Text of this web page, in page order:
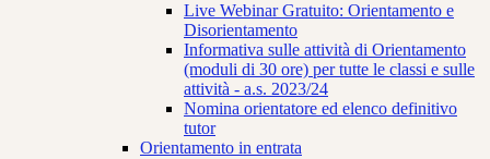
Live Webinar Gratuito: Orientamento e
Disorientamento
Informativa sulle attività di Orientamento
(moduli di 30 ore) per tutte le classi e sulle
attività - a.s. 2023/24
Nomina orientatore ed elenco definitivo
tutor
Orientamento in entrata